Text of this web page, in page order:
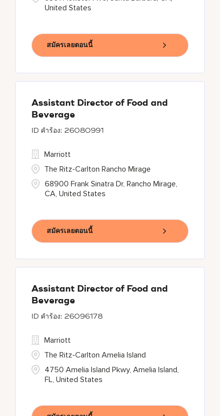
United States
สมัครเลยตอนนี้
Assistant Director of Food and
Beverage
26080991
68900 Frank Sinatra Dr, Rancho Mirage,
CA, United States
Marriott
The Ritz-Carlton Rancho Mirage
สมัครเลยตอนนี้
Assistant Director of Food and
Beverage
26096178
4750 Amelia Island Pkwy, Amelia Island,
FL, United States
Marriott
The Ritz-Carlton Amelia Island